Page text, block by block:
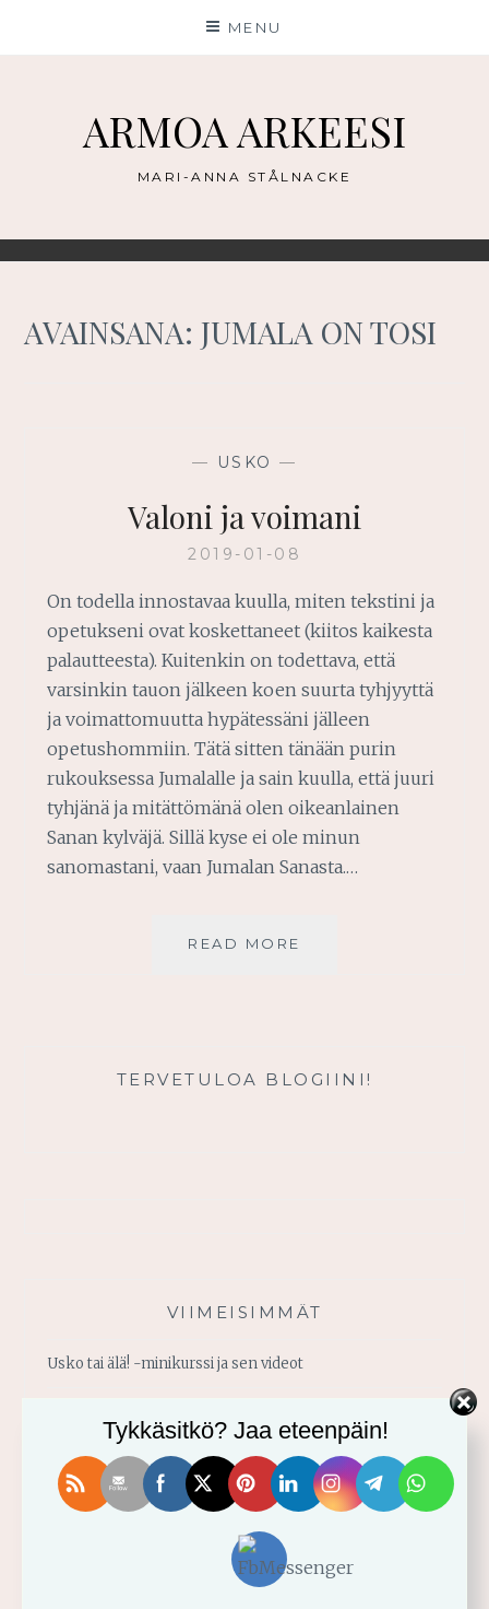
MENU
ARMOA ARKEESI
MARI-ANNA STÅLNACKE
AVAINSANA:JUMALA ON TOSI
— USKO —
Valoni ja voimani
2019-01-08
On todella innostavaa kuulla, miten tekstini ja
opetukseni ovat koskettaneet (kiitos kaikesta
palautteesta). Kuitenkin on todettava, että
varsinkin tauon jälkeen koen suurta tyhjyyttä
ja voimattomuutta hypätessäni jälleen
opetushommiin. Tätä sitten tänään purin
rukouksessa Jumalalle ja sain kuulla, että juuri
tyhjänä ja mitättömänä olen oikeanlainen
Sanan kylväjä. Sillä kyse ei ole minun
sanomastani, vaan Jumalan Sanasta.…
READ MORE
TERVETULOA BLOGIINI!
VIIMEISIMMÄT
Usko tai älä! -minikurssi ja sen videot
Älä yritä omin voimin
Käytä saamaasi voimaa!
Tykkäsitkö? Jaa eteenpäin!